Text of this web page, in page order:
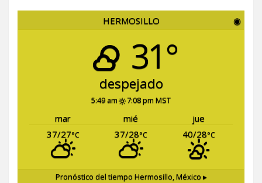
HERMOSILLO ◉
31°
despejado
5:49 am 7:08 pm MST
mar mié
jue
37/27°C 37/28°C 40/28°C
Pronóstico del tiempo Hermosillo, México ▸